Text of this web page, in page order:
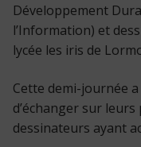
Développement
l’Information) et
lycée les iris de
Cette demi-journée
d’échanger sur
dessinateurs ayant